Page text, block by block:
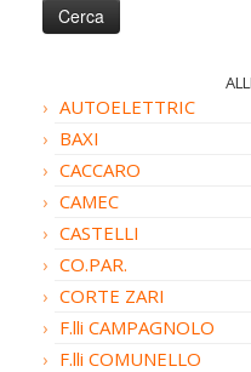
AUTOELETTRIC
BAXI
CACCARO
CAMEC
CASTELLI
CO.PAR.
CORTE ZARI
F.lli CAMPAGNOLO
F.lli COMUNELLO